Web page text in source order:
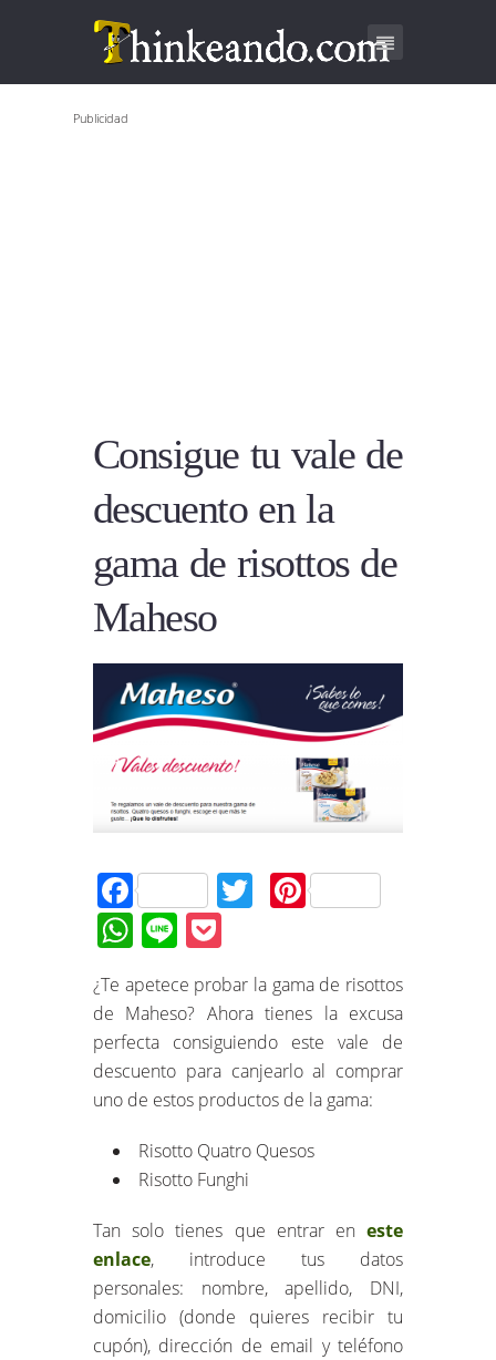
Publicidad
Consigue tu vale de
descuento en la
gama de risottos de
Maheso
FacebookTwitter
Pinterest
WhatsApp
Line
¿Te apetece probar la gama de risottos
de Maheso? Ahora tienes la excusa
perfecta consiguiendo este vale de
descuento para canjearlo al comprar
uno de estos productos de la gama:
Risotto Quatro Quesos
Risotto Funghi
Tan solo tienes que entrar en este
enlace, introduce tus datos
personales: nombre, apellido, DNI,
domicilio (donde quieres recibir tu
cupón), dirección de email y teléfono